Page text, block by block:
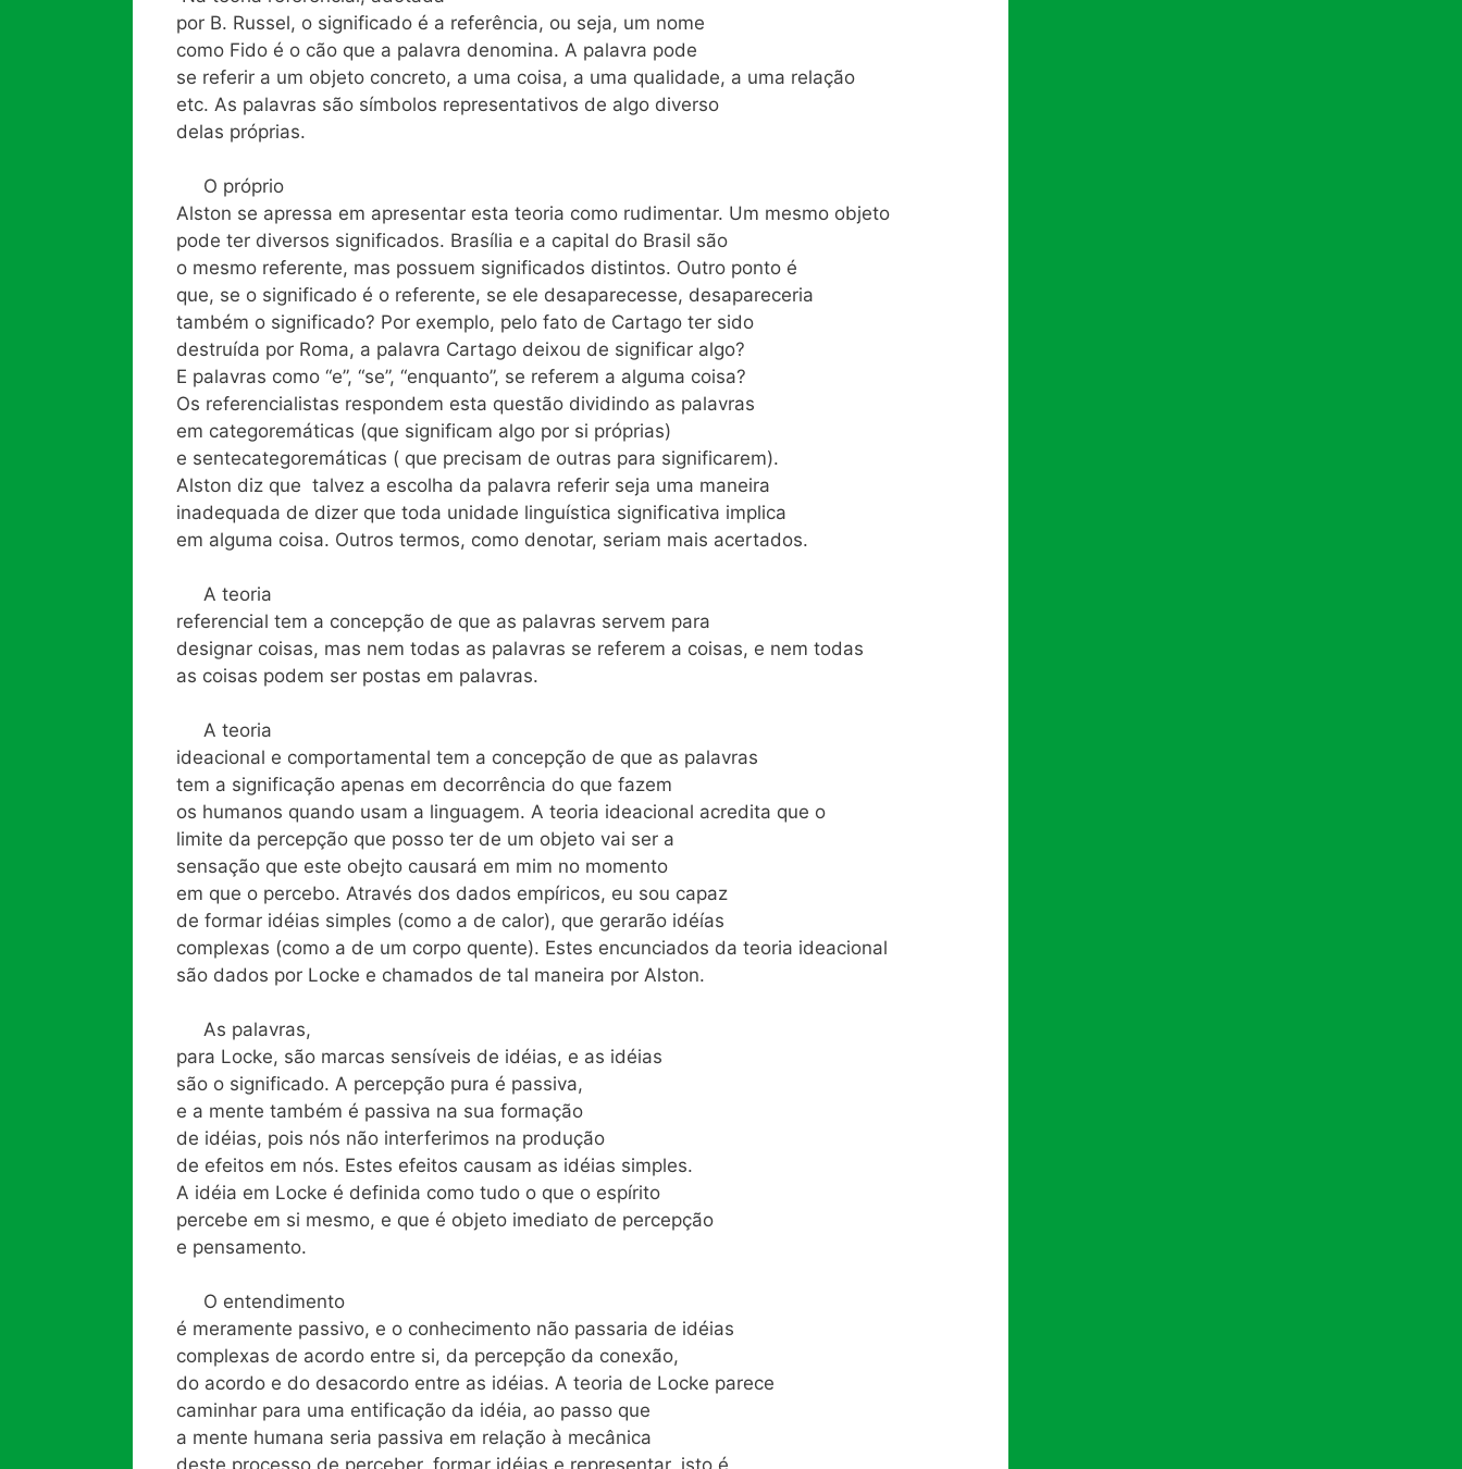
por B. Russel, o significado é a referência, ou seja, um nome
como Fido é o cão que a palavra denomina. A palavra pode
se referir a um objeto concreto, a uma coisa, a uma qualidade, a uma relação
etc. As palavras são símbolos representativos de algo diverso
delas próprias.
O próprio
Alston se apressa em apresentar esta teoria como rudimentar. Um mesmo objeto
pode ter diversos significados. Brasília e a capital do Brasil são
o mesmo referente, mas possuem significados distintos. Outro ponto é
que, se o significado é o referente, se ele desaparecesse, desapareceria
também o significado? Por exemplo, pelo fato de Cartago ter sido
destruída por Roma, a palavra Cartago deixou de significar algo?
E palavras como “e”, “se”, “enquanto”, se referem a alguma coisa?
Os referencialistas respondem esta questão dividindo as palavras
em categoremáticas (que significam algo por si próprias)
e sentecategoremáticas ( que precisam de outras para significarem).
Alston diz que talvez a escolha da palavra referir seja uma maneira
inadequada de dizer que toda unidade linguística significativa implica
em alguma coisa. Outros termos, como denotar, seriam mais acertados.
A teoria
referencial tem a concepção de que as palavras servem para
designar coisas, mas nem todas as palavras se referem a coisas, e nem todas
as coisas podem ser postas em palavras.
A teoria
ideacional e comportamental tem a concepção de que as palavras
tem a significação apenas em decorrência do que fazem
os humanos quando usam a linguagem. A teoria ideacional acredita que o
limite da percepção que posso ter de um objeto vai ser a
sensação que este obejto causará em mim no momento
em que o percebo. Através dos dados empíricos, eu sou capaz
de formar idéias simples (como a de calor), que gerarão idéías
complexas (como a de um corpo quente). Estes encunciados da teoria ideacional
são dados por Locke e chamados de tal maneira por Alston.
As palavras,
para Locke, são marcas sensíveis de idéias, e as idéias
são o significado. A percepção pura é passiva,
e a mente também é passiva na sua formação
de idéias, pois nós não interferimos na produção
de efeitos em nós. Estes efeitos causam as idéias simples.
A idéia em Locke é definida como tudo o que o espírito
percebe em si mesmo, e que é objeto imediato de percepção
e pensamento.
O entendimento
é meramente passivo, e o conhecimento não passaria de idéias
complexas de acordo entre si, da percepção da conexão,
do acordo e do desacordo entre as idéias. A teoria de Locke parece
caminhar para uma entificação da idéia, ao passo que
a mente humana seria passiva em relação à mecânica